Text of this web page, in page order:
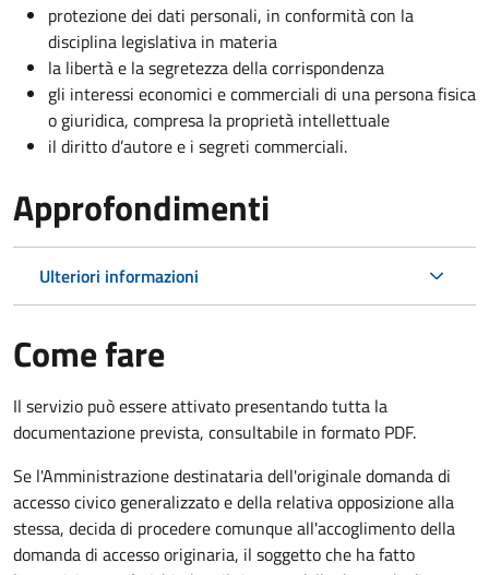
protezione dei dati personali, in conformità con la
disciplina legislativa in materia
la libertà e la segretezza della corrispondenza
gli interessi economici e commerciali di una persona fisica
o giuridica, compresa la proprietà intellettuale
il diritto d’autore e i segreti commerciali.
Approfondimenti
Ulteriori informazioni
Come fare
Il servizio può essere attivato presentando tutta la
documentazione prevista, consultabile in formato PDF.
Se l'Amministrazione destinataria dell'originale domanda di
accesso civico generalizzato e della relativa opposizione alla
stessa, decida di procedere comunque all'accoglimento della
domanda di accesso originaria, il soggetto che ha fatto